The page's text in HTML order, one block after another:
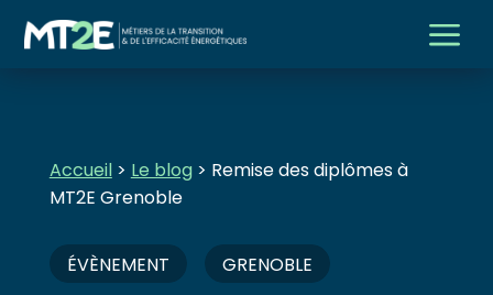
a
Accueil> Le blog> Remise des diplômes à
MT2E Grenoble
ÉVÈNEMENT GRENOBLE